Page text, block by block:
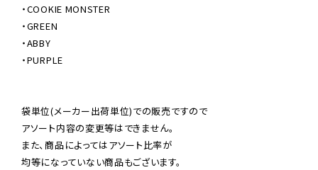
・COOKIE MONSTER
・GREEN
・ABBY
・PURPLE
袋単位(メーカー出荷単位)での販売ですので
アソート内容の変更等はできません。
また、商品によってはアソート比率が
均等になっていない商品もございます。